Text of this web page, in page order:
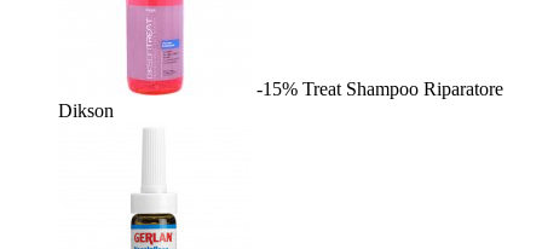
-15% Treat Shampoo Riparatore
Dikson